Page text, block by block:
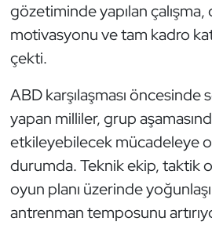
gözetiminde yapılan
motivasyonu ve tam kadro
çekti.
ABD karşılaşması öncesinde
yapan milliler, grup
etkileyebilecek mücadeleye
durumda. Teknik ekip, taktik
oyun planı üzerinde
antrenman temposunu
Güreş
Halter
Hava Sporları
Hentbol
İşitme Engelli Sporcular
Judo ve Kuraş